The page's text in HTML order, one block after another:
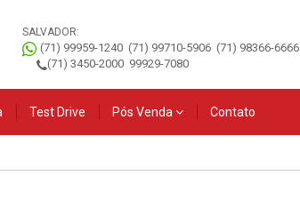
SALVADOR:
(71) 99959-1240 (71) 99710-5906 (71) 98366-6666
(71) 3450-2000 99929-7080
Test Drive Pós Venda Contato